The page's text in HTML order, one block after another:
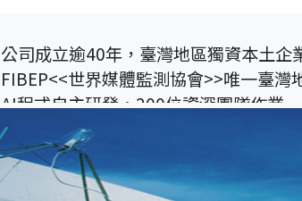
公司成立逾40年，臺灣地區獨資本土企
FIBEP<<世界媒體監測協會>>唯一臺灣
AI程式自主研發，200位資深團隊作業
全方位、全媒體即時服務，創新傳統監測
開發臺灣地區廣告、新聞、社群大數據庫